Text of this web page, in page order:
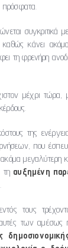
πρόσφατα.
συγκριτικά
κάνει ακόμα
τη φρενήρη
μέχρι τώρα,
της
που
ακόμα μεγαλύτερη
τη αυξημένη
.
τους
των αμέσως